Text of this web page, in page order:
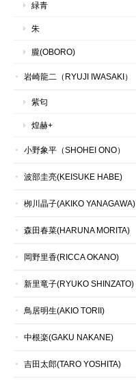
緑青
朱
朧(OBORO)
岩崎龍二（RYUJI IWASAKI）
紫匂
煌赫+
小野象平（SHOHEI ONO）
波部圭亮(KEISUKE HABE)
栁川晶子(AKIKO YANAGAWA)
森田春菜(HARUNA MORITA)
岡野里香(RICCA OKANO)
新里竜子(RYUKO SHINZATO)
鳥居明生(AKIO TORII)
中根楽(GAKU NAKANE)
吉田太郎(TARO YOSHITA)